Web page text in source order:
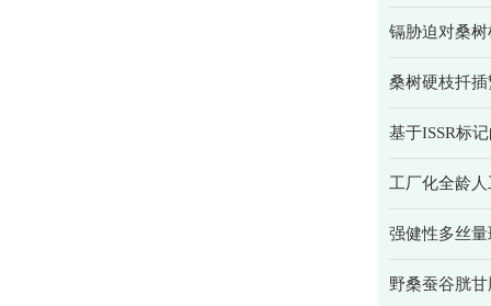
镉胁迫对桑
桑树硬枝扦
基于ISSR标
工厂化全龄
强健性多丝量
野桑蚕谷胱